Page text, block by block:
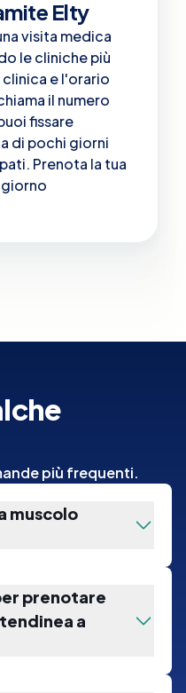
Elty
visita medica
le cliniche più
e l'orario
il numero
fissare
di pochi giorni
Prenota la tua
giorno
più frequenti.
muscolo
prenotare
a